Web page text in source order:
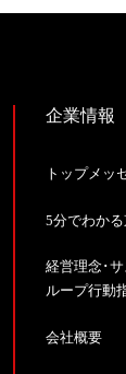
企業情報
トップメッ
5分でわか
経営理念･
ループ行動
会社概要